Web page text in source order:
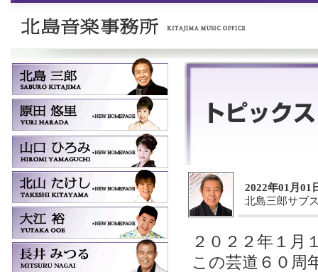
2022年01月01
北島三郎サブ
２０２２年１月
この芸道６０周